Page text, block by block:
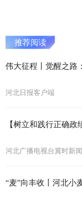
推荐阅读
伟大征程丨觉醒之路
河北日报客户端
河北广播电视台冀时新闻
“麦”向丰收丨河北小